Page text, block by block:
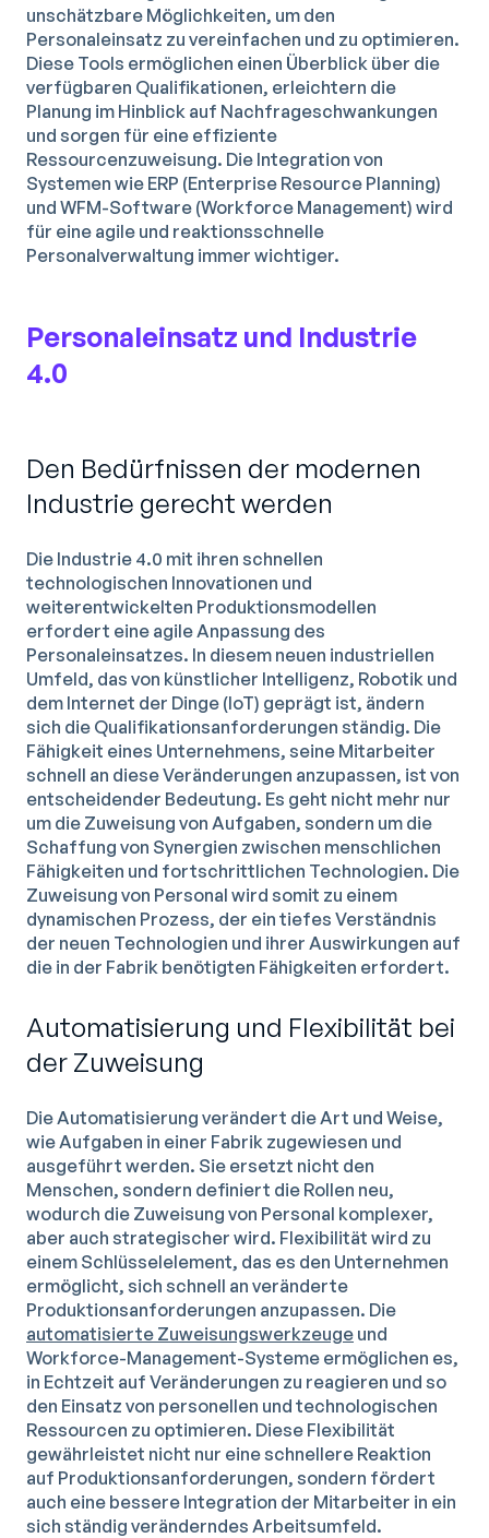
unschätzbare Möglichkeiten, um den
Personaleinsatz zu vereinfachen und zu optimieren.
Diese Tools ermöglichen einen Überblick über die
verfügbaren Qualifikationen, erleichtern die
Planung im Hinblick auf Nachfrageschwankungen
und sorgen für eine effiziente
Ressourcenzuweisung. Die Integration von
Systemen wie ERP (Enterprise Resource Planning)
und WFM-Software (Workforce Management) wird
für eine agile und reaktionsschnelle
Personalverwaltung immer wichtiger.
Personaleinsatz und Industrie
4.0
Den Bedürfnissen der modernen
Industrie gerecht werden
Die Industrie 4.0 mit ihren schnellen
technologischen Innovationen und
weiterentwickelten Produktionsmodellen
erfordert eine agile Anpassung des
Personaleinsatzes. In diesem neuen industriellen
Umfeld, das von künstlicher Intelligenz, Robotik und
dem Internet der Dinge (IoT) geprägt ist, ändern
sich die Qualifikationsanforderungen ständig. Die
Fähigkeit eines Unternehmens, seine Mitarbeiter
schnell an diese Veränderungen anzupassen, ist von
entscheidender Bedeutung. Es geht nicht mehr nur
um die Zuweisung von Aufgaben, sondern um die
Schaffung von Synergien zwischen menschlichen
Fähigkeiten und fortschrittlichen Technologien. Die
Zuweisung von Personal wird somit zu einem
dynamischen Prozess, der ein tiefes Verständnis
der neuen Technologien und ihrer Auswirkungen auf
die in der Fabrik benötigten Fähigkeiten erfordert.
Automatisierung und Flexibilität bei
der Zuweisung
Die Automatisierung verändert die Art und Weise,
wie Aufgaben in einer Fabrik zugewiesen und
ausgeführt werden. Sie ersetzt nicht den
Menschen, sondern definiert die Rollen neu,
wodurch die Zuweisung von Personal komplexer,
aber auch strategischer wird. Flexibilität wird zu
einem Schlüsselelement, das es den Unternehmen
ermöglicht, sich schnell an veränderte
Produktionsanforderungen anzupassen. Die
automatisierte Zuweisungswerkzeuge und
Workforce-Management-Systeme ermöglichen es,
in Echtzeit auf Veränderungen zu reagieren und so
den Einsatz von personellen und technologischen
Ressourcen zu optimieren. Diese Flexibilität
gewährleistet nicht nur eine schnellere Reaktion
auf Produktionsanforderungen, sondern fördert
auch eine bessere Integration der Mitarbeiter in ein
sich ständig veränderndes Arbeitsumfeld.